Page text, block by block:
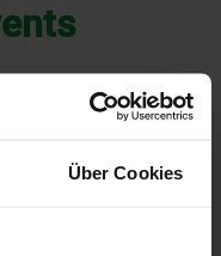
Über Cookies